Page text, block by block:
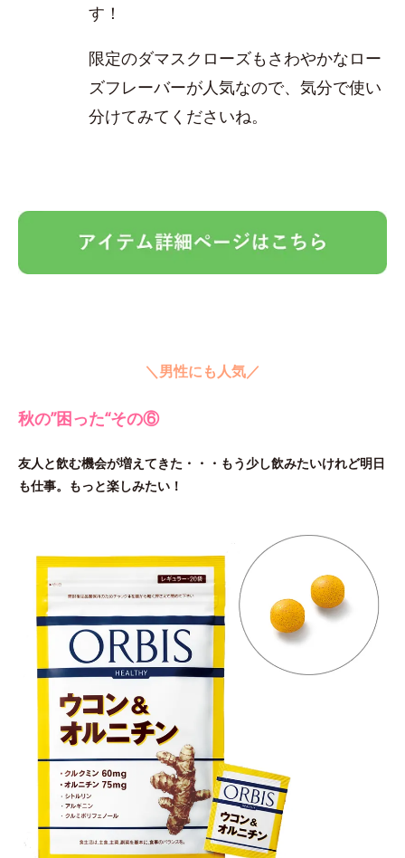
す！
限定のダマスクローズもさわやかなロー
ズフレーバーが人気なので、気分で使い
分けてみてくださいね。
＼男性にも人気／
秋の”困った“その⑥
友人と飲む機会が増えてきた・・・もう少し飲みたいけれど明日
も仕事。もっと楽しみたい！